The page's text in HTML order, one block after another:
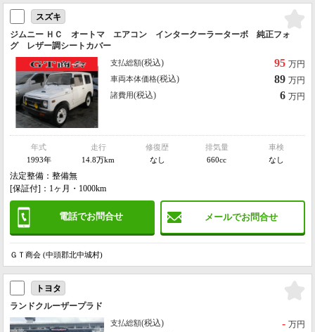
スズキ
ジムニー ＨＣ オートマ エアコン インタークーラーターボ 純正フォ
グ レザー調シートカバー
支払総額(税込) 95 万円
車両本体価格(税込) 89 万円
諸費用(税込) 6 万円
年式
1993年
走行
14.8万km
修復歴
なし
排気量
660cc
車検
なし
法定整備：整備無
[保証付]：1ヶ月・1000km
電話でお問合せ メールでお問合せ
ＧＴ商会 (中頭郡北中城村)
トヨタ
ランドクルーザープラド
支払総額(税込) - 万円